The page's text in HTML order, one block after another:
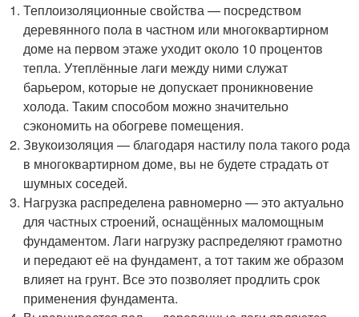
Теплоизоляционные свойства — посредством
деревянного пола в частном или многоквартирном
доме на первом этаже уходит около 10 процентов
тепла. Утеплённые лаги между ними служат
барьером, которые не допускает проникновение
холода. Таким способом можно значительно
сэкономить на обогреве помещения.
Звукоизоляция — благодаря настилу пола такого рода
в многоквартирном доме, вы не будете страдать от
шумных соседей.
Нагрузка распределена равномерно — это актуально
для частных строений, оснащённых маломощным
фундаментом. Лаги нагрузку распределяют грамотно
и передают её на фундамент, а тот таким же образом
влияет на грунт. Все это позволяет продлить срок
применения фундамента.